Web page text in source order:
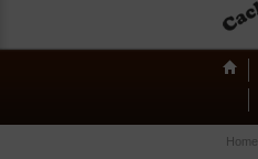
Home